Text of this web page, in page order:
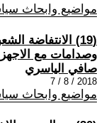
مواضيع وابحاث
(19) الانتفاضة
وصدامات مع
صافي الياسري
2018 / 8 / 7
مواضيع وابحاث